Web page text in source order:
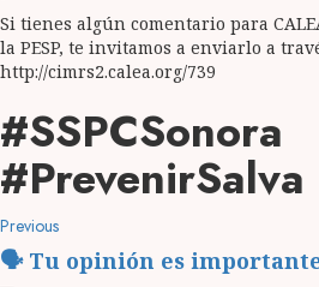
Si tienes algún comentario para
la PESP, te invitamos a enviarlo a
http://cimrs2.calea.org/739
#SSPCSonora
#PrevenirSalva
Post
navigation
PreviousPrevious
🗣️ Tu opinión es